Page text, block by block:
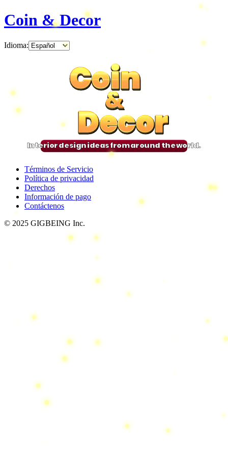
Coin & Decor
Idioma:
Coin
&
Decor
Coin
&
Decor
Coin
&
Decor
Coin
&
Decor
Interior design ideas from around the world.
Términos de Servicio
Política de privacidad
Derechos
Información de pago
Contáctenos
© 2025 GIGBEING Inc.